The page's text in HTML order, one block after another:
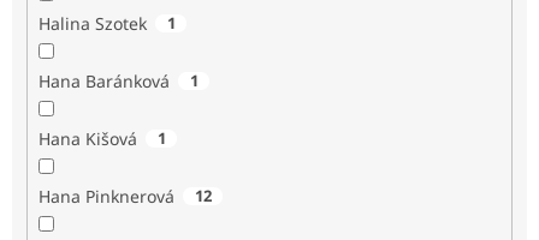
Halina Szotek 1
Hana Baránková 1
Hana Kišová 1
Hana Pinknerová 12